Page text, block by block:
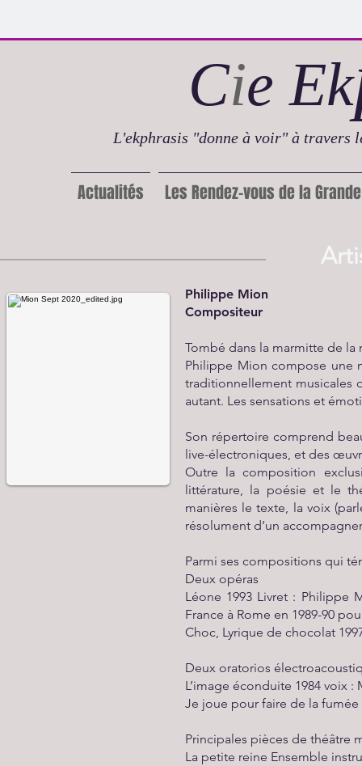
Cie Ek
L'ekphrasis "donne à voir" à travers
Actualités Les Rendez-vous de la
Philippe Mion
Compositeur
Tombé dans la marmitte de la
Philippe Mion compose une
traditionnellement musicales
autant. Les sensations et
Son répertoire comprend
live-électroniques, et des
Outre la composition
littérature, la poésie et le
manières le texte, la voix
résolument d’un
Parmi ses compositions qui
Deux opéras
Léone 1993 Livret : Philippe
France à Rome en 1989-90
Choc, Lyrique de chocolat
Deux oratorios
L’image éconduite 1984 voix :
Je joue pour faire de la fumée
Principales pièces de théâtre
La petite reine Ensemble